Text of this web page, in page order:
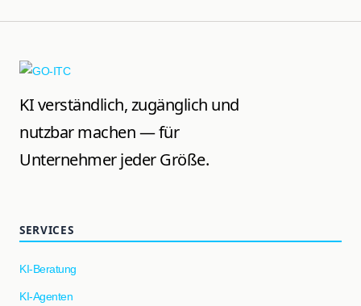
KI verständlich, zugänglich und
nutzbar machen — für
Unternehmer jeder Größe.
SERVICES
KI-Beratung
KI-Agenten